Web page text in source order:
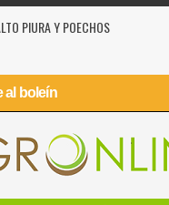
PIURA Y POECHOS
al boleín